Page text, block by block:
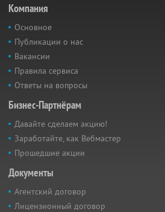
Компания
Основное
Публикации о нас
Вакансии
Правила сервиса
Ответы на вопросы
Бизнес-Партнёрам
Давайте сделаем акцию!
Заработайте, как Вебмастер
Прошедшие акции
Документы
Агентский договор
Лицензионный договор